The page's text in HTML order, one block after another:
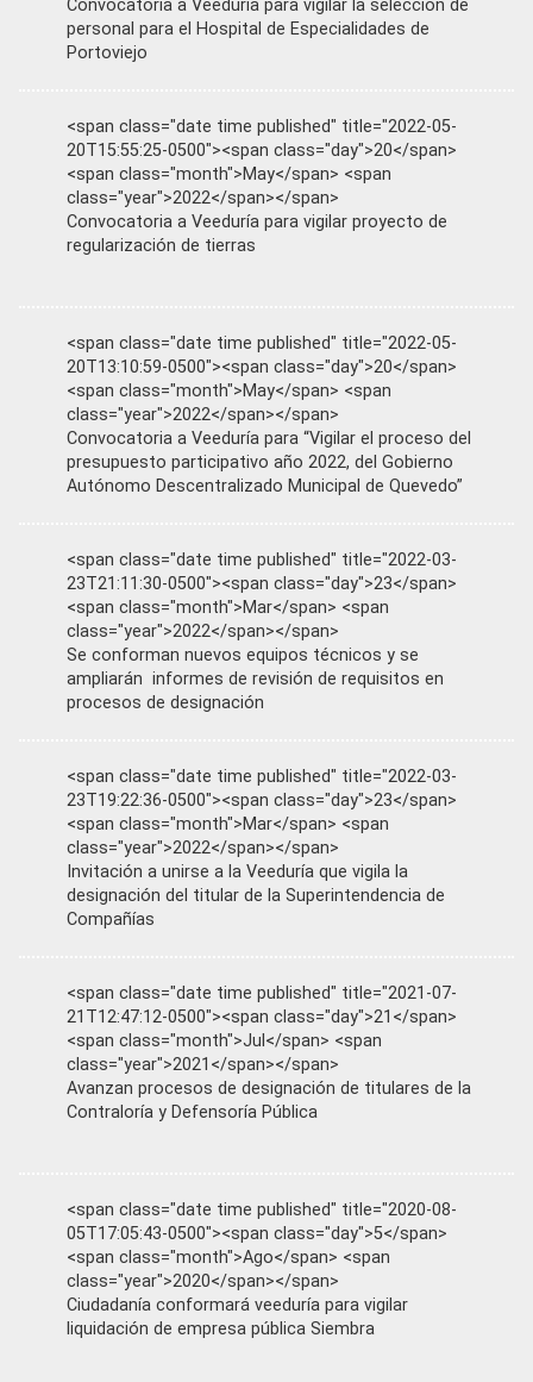
Convocatoria a Veeduría para vigilar la selección de
personal para el Hospital de Especialidades de
Portoviejo
<span class="date time published" title="2022-05-
20T15:55:25-0500"><span class="day">20</span>
<span class="month">May</span> <span
class="year">2022</span></span>
Convocatoria a Veeduría para vigilar proyecto de
regularización de tierras
<span class="date time published" title="2022-05-
20T13:10:59-0500"><span class="day">20</span>
<span class="month">May</span> <span
class="year">2022</span></span>
Convocatoria a Veeduría para “Vigilar el proceso del
presupuesto participativo año 2022, del Gobierno
Autónomo Descentralizado Municipal de Quevedo”
<span class="date time published" title="2022-03-
23T21:11:30-0500"><span class="day">23</span>
<span class="month">Mar</span> <span
class="year">2022</span></span>
Se conforman nuevos equipos técnicos y se
ampliarán informes de revisión de requisitos en
procesos de designación
<span class="date time published" title="2022-03-
23T19:22:36-0500"><span class="day">23</span>
<span class="month">Mar</span> <span
class="year">2022</span></span>
Invitación a unirse a la Veeduría que vigila la
designación del titular de la Superintendencia de
Compañías
<span class="date time published" title="2021-07-
21T12:47:12-0500"><span class="day">21</span>
<span class="month">Jul</span> <span
class="year">2021</span></span>
Avanzan procesos de designación de titulares de la
Contraloría y Defensoría Pública
<span class="date time published" title="2020-08-
05T17:05:43-0500"><span class="day">5</span>
<span class="month">Ago</span> <span
class="year">2020</span></span>
Ciudadanía conformará veeduría para vigilar
liquidación de empresa pública Siembra